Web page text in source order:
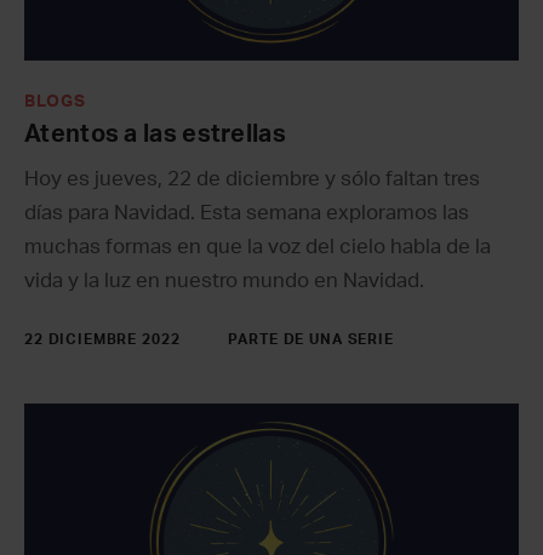
BLOGS
Atentos a las estrellas
Hoy es jueves, 22 de diciembre y sólo faltan tres
días para Navidad. Esta semana exploramos las
muchas formas en que la voz del cielo habla de la
vida y la luz en nuestro mundo en Navidad.
22 DICIEMBRE 2022 PARTE DE UNA SERIE